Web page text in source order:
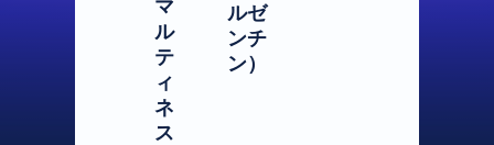
マ
ル
テ
ィ
ネ
ス
ルゼ
ンチ
ン）